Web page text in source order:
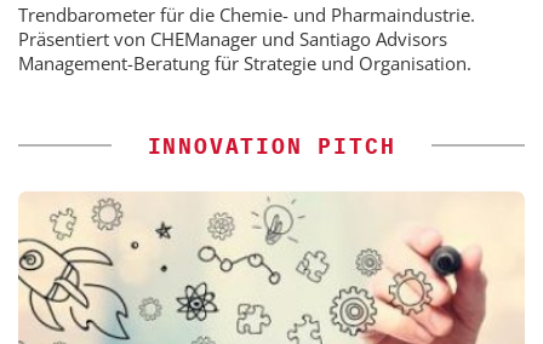
Trendbarometer für die Chemie- und Pharmaindustrie.
Präsentiert von CHEManager und Santiago Advisors
Management-Beratung für Strategie und Organisation.
INNOVATION PITCH